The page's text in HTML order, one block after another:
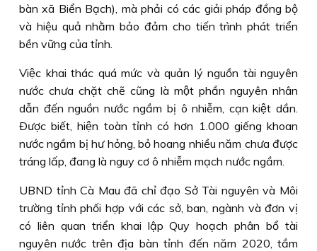
bàn xã Biển Bạch), mà phải có các giải pháp đồng bộ
và hiệu quả nhằm bảo đảm cho tiến trình phát triển
bền vững của tỉnh.
Việc khai thác quá mức và quản lý nguồn tài nguyên
nước chưa chặt chẽ cũng là một phần nguyên nhân
dẫn đến nguồn nước ngầm bị ô nhiễm, cạn kiệt dần.
Ðược biết, hiện toàn tỉnh có hơn 1.000 giếng khoan
nước ngầm bị hư hỏng, bỏ hoang nhiều năm chưa được
tráng lấp, đang là nguy cơ ô nhiễm mạch nước ngầm.
UBND tỉnh Cà Mau đã chỉ đạo Sở Tài nguyên và Môi
trường tỉnh phối hợp với các sở, ban, ngành và đơn vị
có liên quan triển khai lập Quy hoạch phân bổ tài
nguyên nước trên địa bàn tỉnh đến năm 2020, tầm